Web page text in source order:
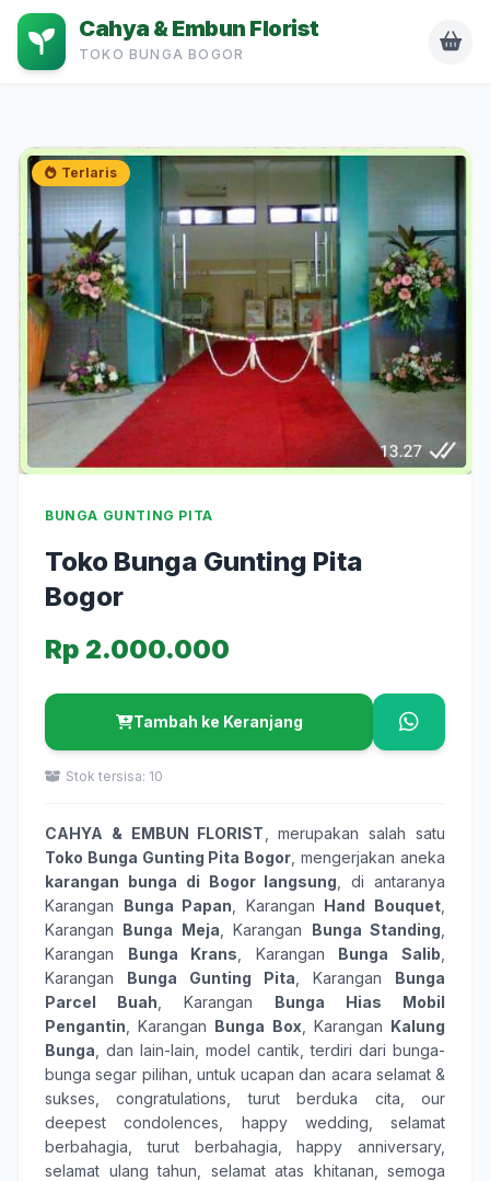
Cahya & Embun Florist
TOKO BUNGA BOGOR
Terlaris
BUNGA GUNTING PITA
Toko Bunga Gunting Pita
Bogor
Rp 2.000.000
Tambah ke Keranjang
Stok tersisa: 10
CAHYA & EMBUN FLORIST , merupakan salah satu
Toko Bunga Gunting Pita Bogor , mengerjakan aneka
karangan bunga di Bogor langsung , di antaranya
Karangan Bunga Papan , Karangan Hand Bouquet
Karangan Bunga Meja , Karangan Bunga Standing
Karangan Bunga Krans , Karangan Bunga Salib
Karangan Bunga Gunting Pita , Karangan Bunga
Parcel Buah , Karangan Bunga Hias Mobil
Pengantin , Karangan Bunga Box , Karangan Kalung
Bunga , dan lain-lain, model cantik, terdiri dari bunga-
bunga segar pilihan, untuk ucapan dan acara selamat &
sukses ,congratulations ,turut berduka cita ,our
deepest condolences
happy wedding
selamat
berbahagia ,turut berbahagia ,happy anniversary,
selamat ulang tahun
selamat atas khitanan
semoga